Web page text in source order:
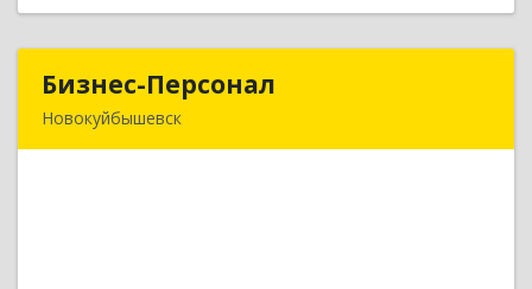
Бизнес-Персонал
Новокуйбышевск
Бизнес-Персонал